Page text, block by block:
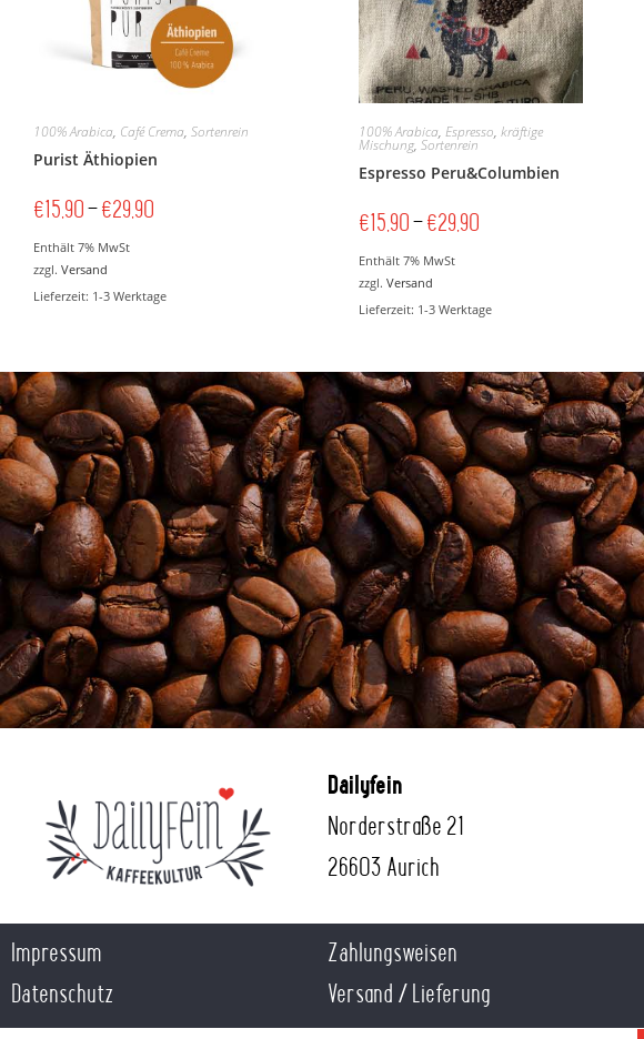
100% Arabica, Café Crema, Sortenrein
Purist Äthiopien
€ 15,90 – €29,90
Enthält 7% MwSt
zzgl. Versand
Lieferzeit: 1-3 Werktage
100% Arabica, Espresso, kräftige
Mischung, Sortenrein
Espresso Peru&Columbien
€ 15,90 – €29,90
Enthält 7% MwSt
zzgl. Versand
Lieferzeit: 1-3 Werktage
Dailyfein
Norderstraße 21
26603 Aurich
Impressum
Datenschutz
Zahlungsweisen
Versand / Lieferung